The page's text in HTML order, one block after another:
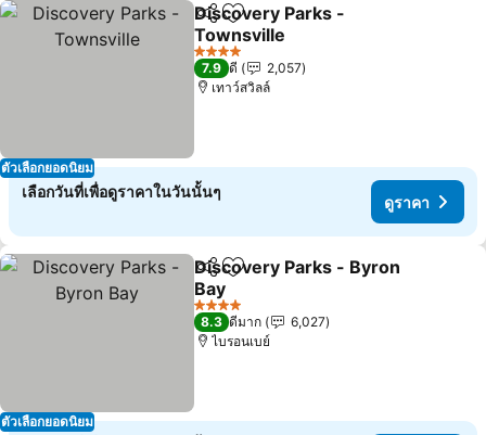
ตัวเลือกยอดนิยม
แชร์ เพิ่มในรายการโปรด
Discovery Parks -
Townsville
ดูราคา
4 ดาว
7.9 ดี
2,057
เทาว์สวิลล์
เลือกวันที่เพื่อดูราคาในวันนั้นๆ
ดูราคา
ตัวเลือกยอดนิยม
แชร์ เพิ่มในรายการโปรด
Discovery Parks - Byron
Bay
ดูราคา
4 ดาว
8.3 ดีมาก
6,027
ไบรอนเบย์